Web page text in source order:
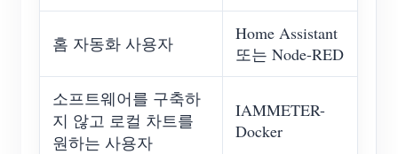
홈 자동화 사용자
Home Assistant
또는 Node-RED
소프트웨어를 구축하
지 않고 로컬 차트를
원하는 사용자
IAMMETER-
Docker